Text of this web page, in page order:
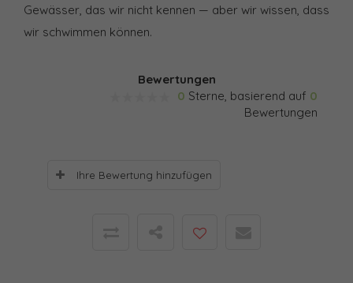
Gewässer, das wir nicht kennen — aber wir wissen, dass
wir schwimmen können.
Bewertungen
0 Sterne, basierend auf 0
Bewertungen
Ihre Bewertung hinzufügen